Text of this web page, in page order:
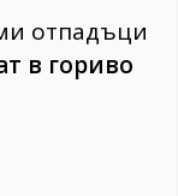
отпадъци
в гориво